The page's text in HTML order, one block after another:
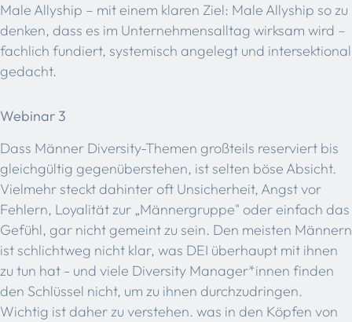
Male Allyship – mit einem klaren Ziel: Male Allyship so zu
denken, dass es im Unternehmensalltag wirksam wird –
fachlich fundiert, systemisch angelegt und intersektional
gedacht.​
Webinar 3
Dass Männer Diversity-Themen großteils reserviert bis
gleichgültig gegenüberstehen, ist selten böse Absicht.
Vielmehr steckt dahinter oft Unsicherheit, Angst vor
Fehlern, Loyalität zur „Männergruppe" oder einfach das
Gefühl, gar nicht gemeint zu sein. Den meisten Männern
ist schlichtweg nicht klar, was DEI überhaupt mit ihnen
zu tun hat - und viele Diversity Manager*innen finden
den Schlüssel nicht, um zu ihnen durchzudringen.
Wichtig ist daher zu verstehen. was in den Köpfen von